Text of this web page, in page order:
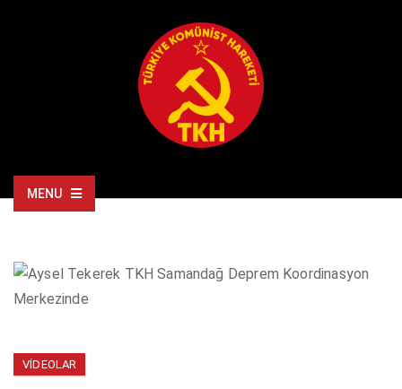
MENU
VIDEOLAR